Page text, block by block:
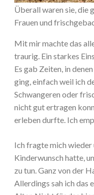
Überall waren sie, die
Frauen und
Mit mir machte das
traurig. Ein starkes
Es gab Zeiten, in
ging, einfach weil ich
Schwangeren oder
nicht gut ertragen
erleben durfte. Ich
Ich fragte mich wieder
Kinderwunsch hatte,
zu tun. Ganz von der
Allerdings sah ich das